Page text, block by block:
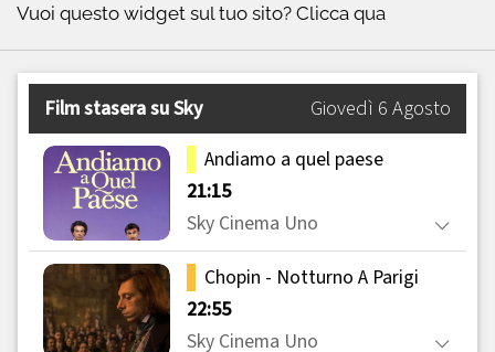
Vuoi questo widget sul tuo sito? Clicca qua